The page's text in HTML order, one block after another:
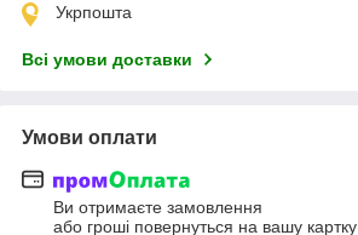
Укрпошта
Всі умови доставки
Умови оплати
Ви отримаєте замовлення
або гроші повернуться на вашу картку